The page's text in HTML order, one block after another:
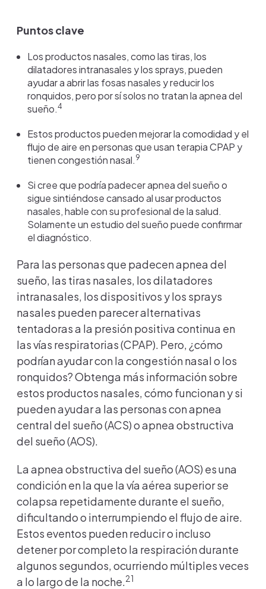
Puntos clave
Los productos nasales, como las tiras, los
dilatadores intranasales y los sprays, pueden
ayudar a abrir las fosas nasales y reducir los
ronquidos, pero por sí solos no tratan la apnea del
sueño.4
Estos productos pueden mejorar la comodidad y el
flujo de aire en personas que usan terapia CPAP y
tienen congestión nasal. 9
Si cree que podría padecer apnea del sueño o
sigue sintiéndose cansado al usar productos
nasales, hable con su profesional de la salud.
Solamente un estudio del sueño puede confirmar
el diagnóstico.
Para las personas que padecen apnea del
sueño, las tiras nasales, los dilatadores
intranasales, los dispositivos y los sprays
nasales pueden parecer alternativas
tentadoras a la presión positiva continua en
las vías respiratorias (CPAP). Pero, ¿cómo
podrían ayudar con la congestión nasal o los
ronquidos? Obtenga más información sobre
estos productos nasales, cómo funcionan y si
pueden ayudar a las personas con apnea
central del sueño (ACS) o apnea obstructiva
del sueño (AOS).
La apnea obstructiva del sueño (AOS) es una
condición en la que la vía aérea superior se
colapsa repetidamente durante el sueño,
dificultando o interrumpiendo el flujo de aire.
Estos eventos pueden reducir o incluso
detener por completo la respiración durante
algunos segundos, ocurriendo múltiples veces
a lo largo de la noche.21